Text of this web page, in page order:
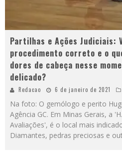
Partilhas e Ações Judiciais:
procedimento correto e o
dores de cabeça nesse
delicado?
Redacao 6 de janeiro de 2021
Na foto: O gemólogo e perito
Agência GC. Em Minas Gerais, a
Avaliações', é o local mais
Diamantes, pedras preciosas e